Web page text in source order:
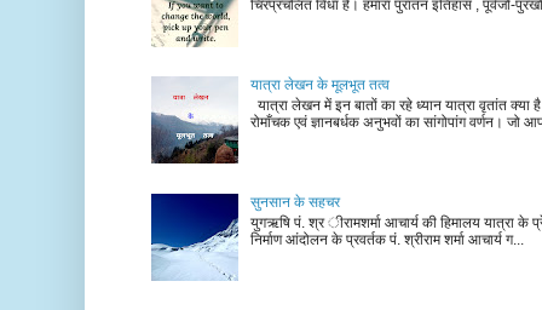
चिरप्रचलित विधा है। हमारा पुरातन इतिहास , पूर्वजों-
यात्रा लेखन के मूलभूत तत्व
यात्रा लेखन में इन बातों का रहे ध्यान यात्रा वृतांत क्या
रोमाँचक एवं ज्ञानबर्धक अनुभवों का सांगोपांग वर्णन। जो
सुनसान के सहचर
युगऋषि पं. श्र ीरामशर्मा आचार्य की हिमालय यात्रा के
निर्माण आंदोलन के प्रवर्तक पं. श्रीराम शर्मा आचार्य ग...